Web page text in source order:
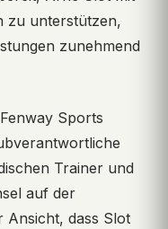
zu unterstützen,
zunehmend
Sports
Trainer und
auf der
Ansicht, dass Slot